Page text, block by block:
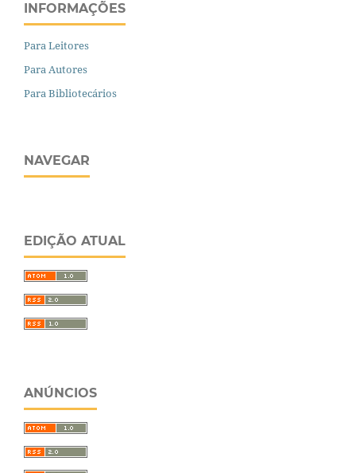
INFORMAÇÕES
Para Leitores
Para Autores
Para Bibliotecários
NAVEGAR
EDIÇÃO ATUAL
ANÚNCIOS